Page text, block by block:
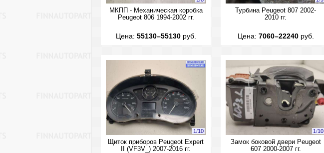
МКПП - Механическая коробка
Peugeot 806 1994-2002 гг.
Цена: 55130–55130руб.
Турбина Peugeot 807 2002-
2010 гг.
Цена: 7060–22240руб.
1/10
Щиток приборов Peugeot Expert
II (VF3V_) 2007-2016 гг.
1/10
Замок боковой двери Peugeot
607 2000-2007 гг.